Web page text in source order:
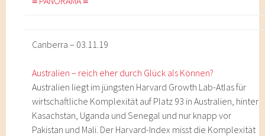
Canberra – 03.11.19
Australien – reich eher durch Glück als Können?
Australien liegt im jüngsten Harvard Growth Lab-Atlas für
wirtschaftliche Komplexität auf Platz 93 in Australien, hinter
Kasachstan, Uganda und Senegal und nur knapp vor
Pakistan und Mali. Der Harvard-Index misst die Komplexität